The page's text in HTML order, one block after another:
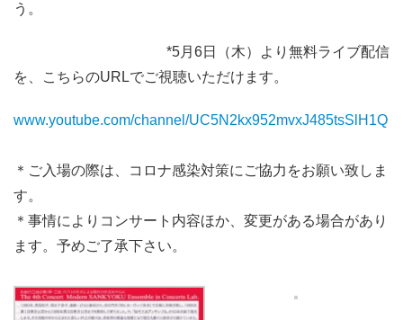
う。
*5月6日（木）より無料ライブ配信
を、こちらのURLでご視聴いただけます。
www.youtube.com/channel/UC5N2kx952mvxJ485tsSlH1Q
＊ご入場の際は、コロナ感染対策にご協力をお願い致しま
す。
＊事情によりコンサート内容ほか、変更がある場合があり
ます。予めご了承下さい。